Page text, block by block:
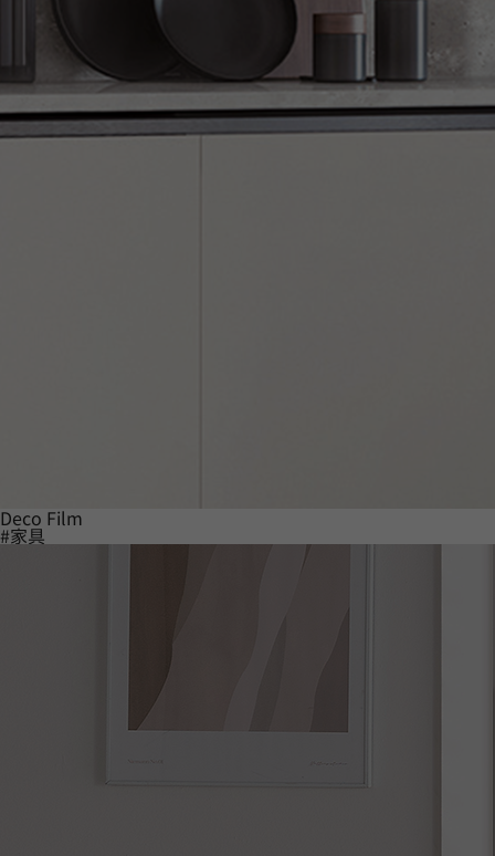
Deco Film
#家具